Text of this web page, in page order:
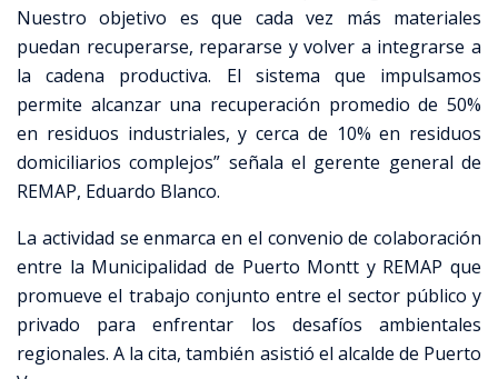
Nuestro objetivo es que cada vez más materiales
puedan recuperarse, repararse y volver a integrarse a
la cadena productiva. El sistema que impulsamos
permite alcanzar una recuperación promedio de 50%
en residuos industriales, y cerca de 10% en residuos
domiciliarios complejos” señala el gerente general de
REMAP, Eduardo Blanco.
La actividad se enmarca en el convenio de colaboración
entre la Municipalidad de Puerto Montt y REMAP que
promueve el trabajo conjunto entre el sector público y
privado para enfrentar los desafíos ambientales
regionales. A la cita, también asistió el alcalde de Puerto